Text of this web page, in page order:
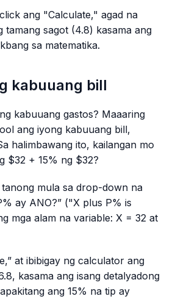
ang "Calculate," agad na
tamang sagot (4.8) kasama ang
sa matematika.
kabuuang bill
kabuuang gastos? Maaaring
ang iyong kabuuang bill,
halimbawang ito, kailangan mo
$32 + 15% ng $32?
mula sa drop-down na
ay ANO?” ("X plus P% is
mga alam na variable: X = 32 at
at ibibigay ng calculator ang
kasama ang isang detalyadong
ang 15% na tip ay